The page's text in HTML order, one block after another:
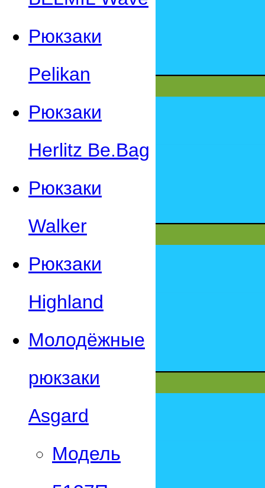
Рюкзаки
Pelikan
Рюкзаки
Herlitz Be.Bag
Рюкзаки
Walker
Рюкзаки
Highland
Молодёжные
рюкзаки
Asgard
Модель